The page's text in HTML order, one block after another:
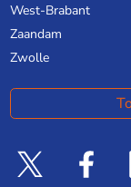
West-Brabant
Zaandam
Zwolle